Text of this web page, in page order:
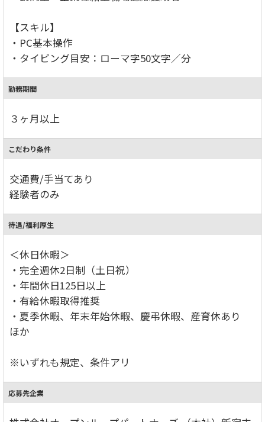
【スキル】
・PC基本操作
・タイピング目安：ローマ字50文字／分
勤務期間
３ヶ月以上
こだわり条件
交通費/手当てあり
経験者のみ
待遇/福利厚生
＜休日休暇＞
・完全週休2日制（土日祝）
・年間休日125日以上
・有給休暇取得推奨
・夏季休暇、年末年始休暇、慶弔休暇、産育休あり
ほか
※いずれも規定、条件アリ
応募先企業